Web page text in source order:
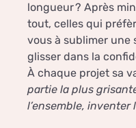
longueur ? Après
tout, celles qui
vous à sublimer une
glisser dans la
À chaque projet sa
partie la plus
l’ensemble, inventer